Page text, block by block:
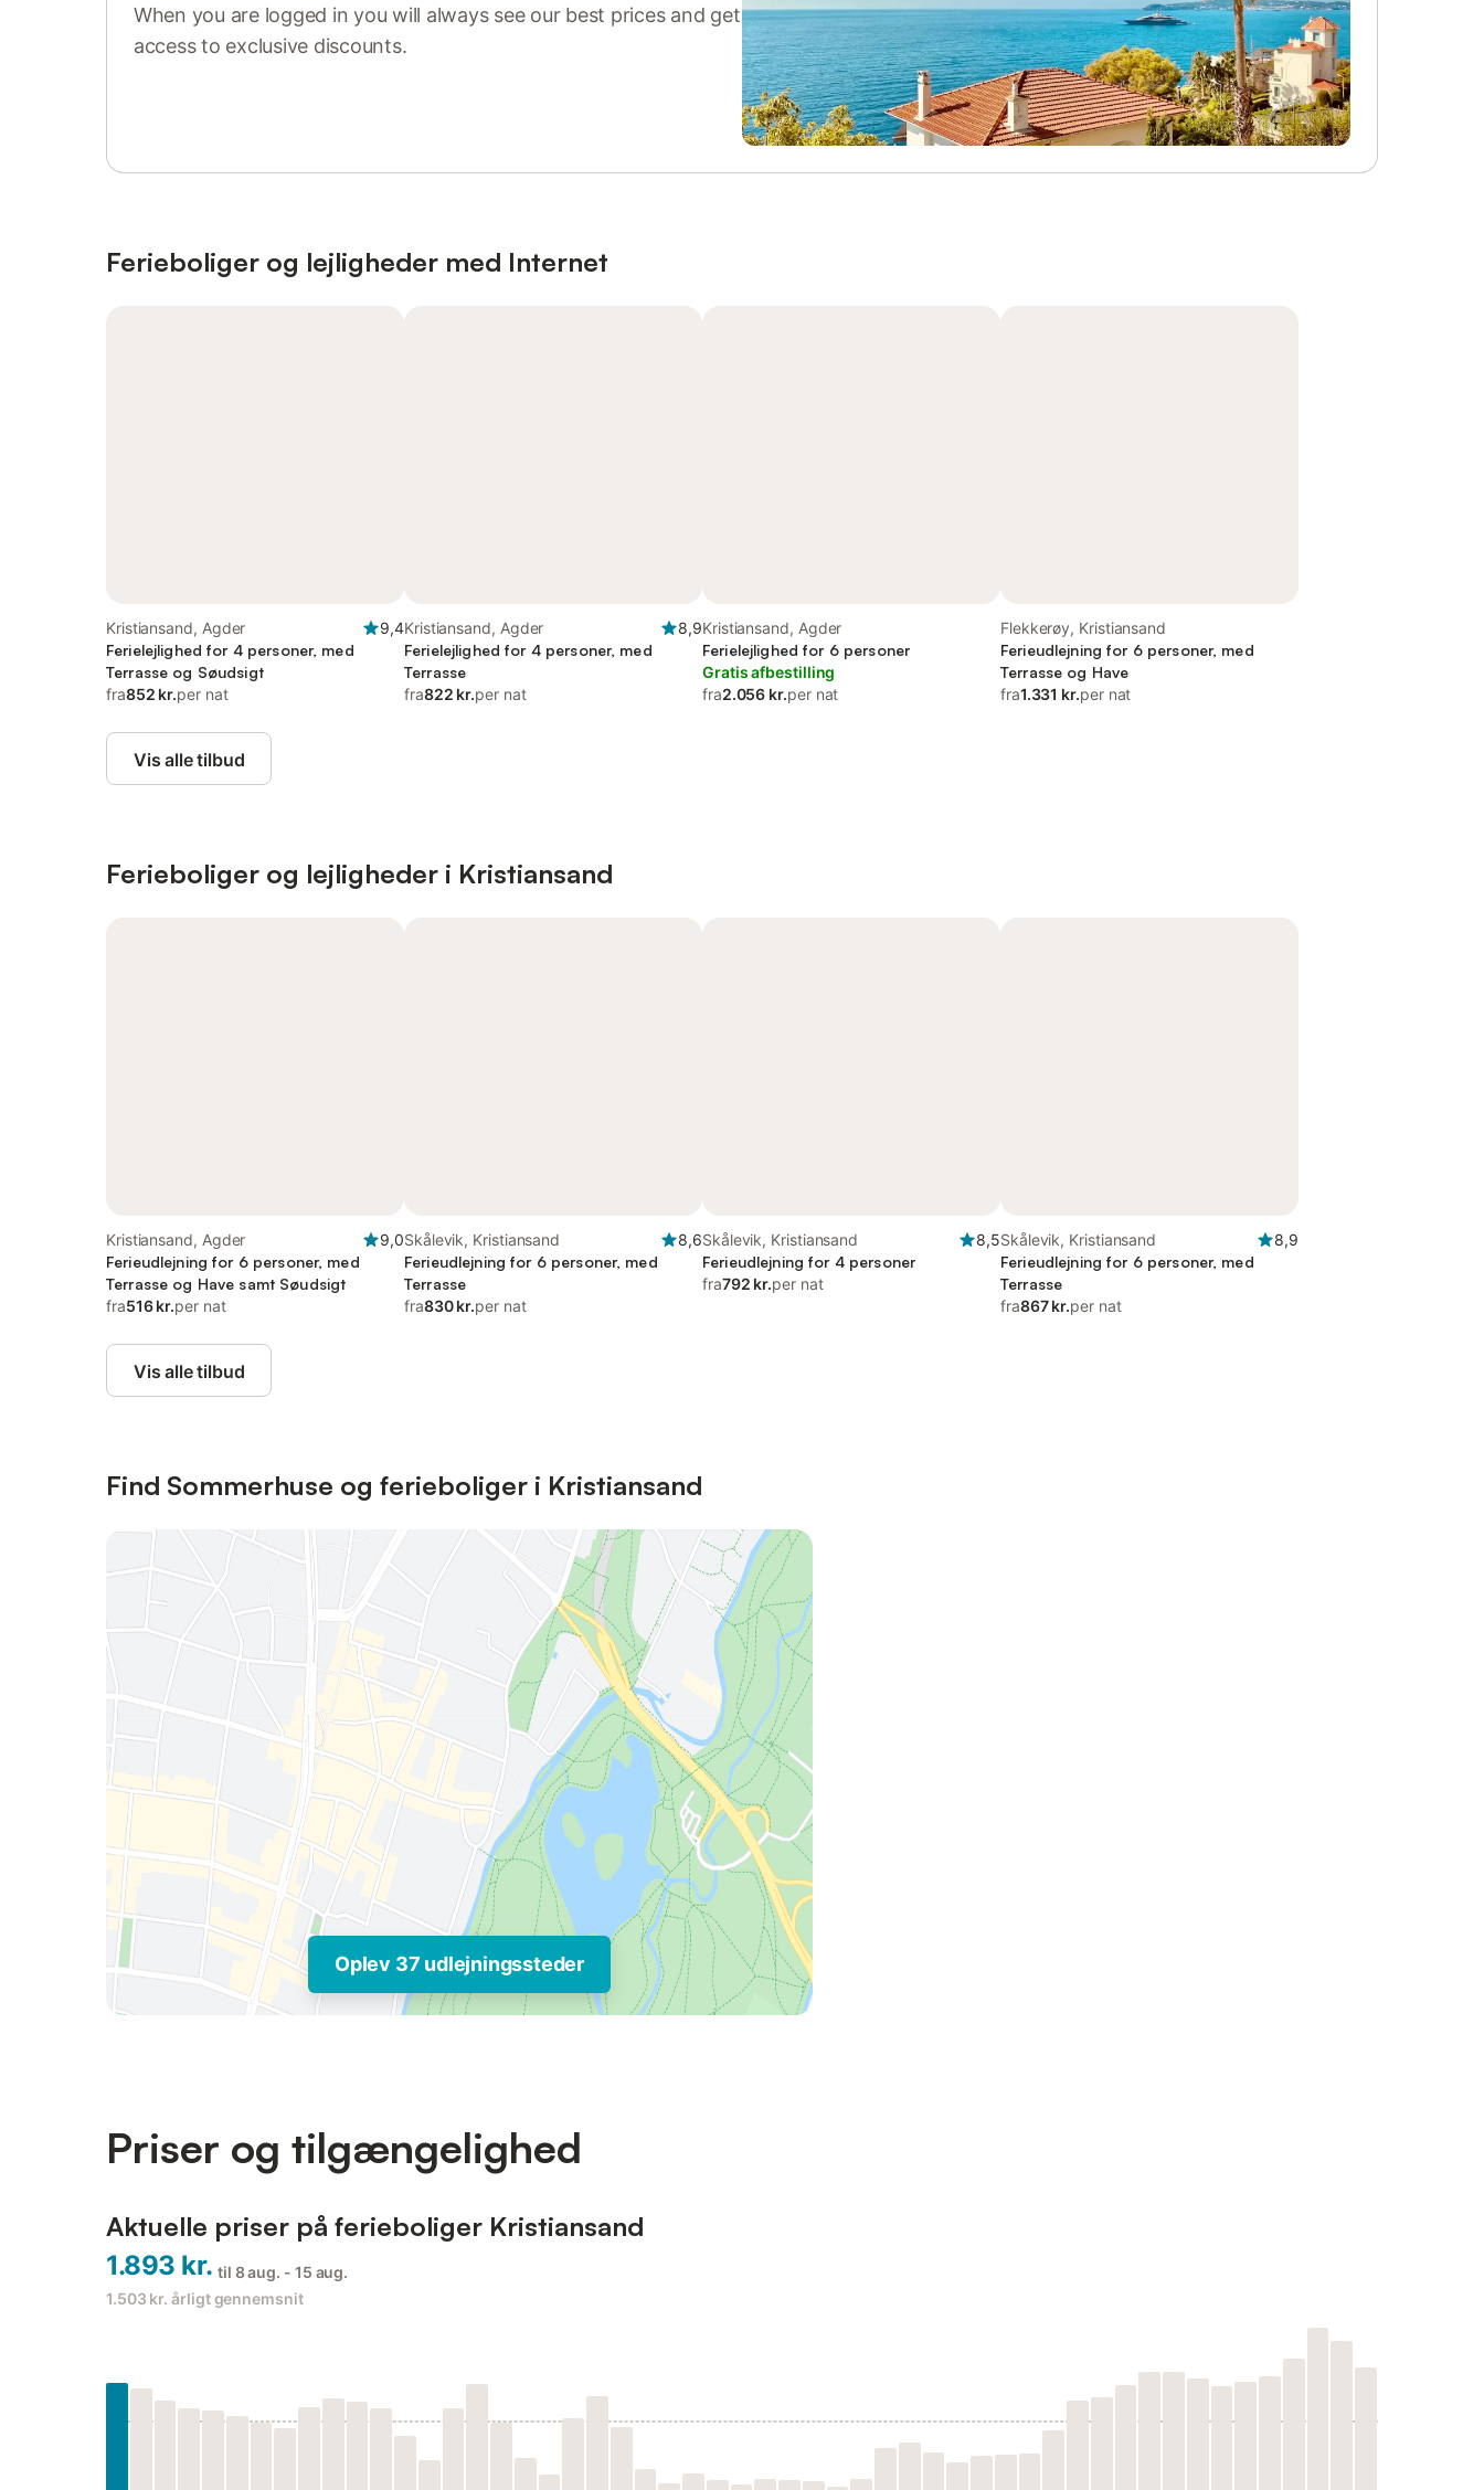
When you are logged in you will always see our best prices and get
access to exclusive discounts.
Ferieboliger og lejligheder med Internet
Kristiansand, Agder
9,4
Ferielejlighed for 4 personer, med
Terrasse og Søudsigt
fra852 kr.per nat
Kristiansand, Agder
8,9
Ferielejlighed for 4 personer, med
Terrasse
fra822 kr.per nat
Kristiansand, Agder
Ferielejlighed for 6 personer
Gratis afbestilling
fra2.056 kr.per nat
Flekkerøy, Kristiansand
Ferieudlejning for 6 personer, med
Terrasse og Have
fra1.331 kr.per nat
Vis alle tilbud
Ferieboliger og lejligheder i Kristiansand
Kristiansand, Agder
9,0
Ferieudlejning for 6 personer, med
Terrasse og Have samt Søudsigt
fra516 kr.per nat
Skålevik, Kristiansand
8,6
Ferieudlejning for 6 personer, med
Terrasse
fra830 kr.per nat
Skålevik, Kristiansand
8,5
Ferieudlejning for 4 personer
fra792 kr.per nat
Skålevik, Kristiansand
8,9
Ferieudlejning for 6 personer, med
Terrasse
fra867 kr.per nat
Vis alle tilbud
Find Sommerhuse og ferieboliger i Kristiansand
Oplev 37 udlejningssteder
Priser og tilgængelighed
Aktuelle priser på ferieboliger Kristiansand
1.893 kr. til 8 aug. - 15 aug.
1.503 kr. årligt gennemsnit